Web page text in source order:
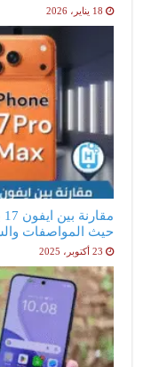
18 يناير، 2026
حيث المواصفات
23 أكتوبر، 2025